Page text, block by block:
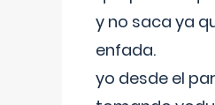
y no saca ya
enfada.
yo desde el